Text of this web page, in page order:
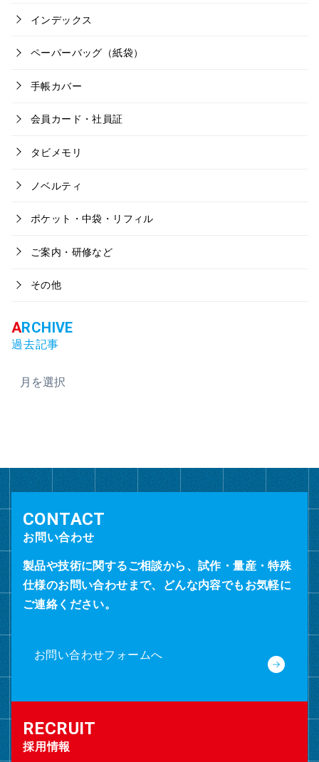
インデックス
ペーパーバッグ（紙袋）
手帳カバー
会員カード・社員証
タビメモリ
ノベルティ
ポケット・中袋・リフィル
ご案内・研修など
その他
過去記事
ー
お問い合わせ
製品や技術に関するご相談から、試作・量産・特殊
仕様のお問い合わせまで、どんな内容でもお気軽に
ご連絡ください。
お問い合わせフォームへ
採用情報